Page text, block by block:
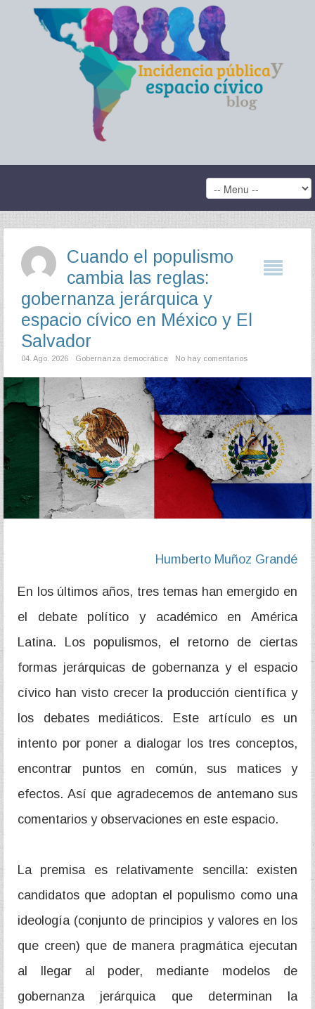
Cuando el populismo
cambia las reglas:
gobernanza jerárquica y
espacio cívico en México y El
Salvador
04. Ago. 2026 Gobernanza democrática No hay comentarios
Humberto Muñoz Grandé
En los últimos años, tres temas han emergido en
el debate político y académico en América
Latina. Los populismos, el retorno de ciertas
formas jerárquicas de gobernanza y el espacio
cívico han visto crecer la producción científica y
los debates mediáticos. Este artículo es un
intento por poner a dialogar los tres conceptos,
encontrar puntos en común, sus matices y
efectos. Así que agradecemos de antemano sus
comentarios y observaciones en este espacio.
La premisa es relativamente sencilla: existen
candidatos que adoptan el populismo como una
ideología (conjunto de principios y valores en los
que creen) que de manera pragmática ejecutan
al llegar al poder, mediante modelos de
gobernanza jerárquica que determinan la